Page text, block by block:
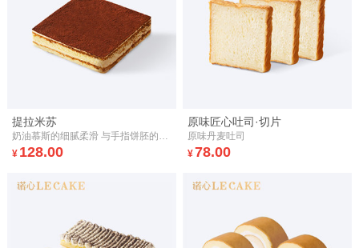
提拉米苏
¥ 128.00
原味匠心吐司·切片
原味丹麦吐司
¥78.00